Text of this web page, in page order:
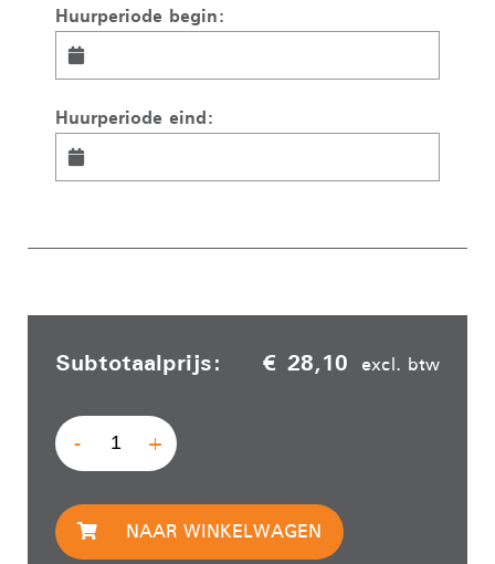
Huurperiode begin:
Huurperiode eind:
Subtotaalprijs: € 28,10 excl. btw
- +
NAAR WINKELWAGEN